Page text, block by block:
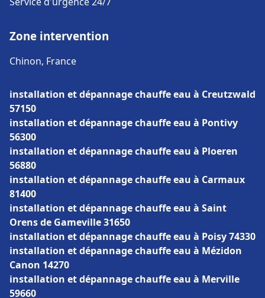
Zone intervention
Chinon, France
installation et dépannage chauffe eau à Creutzwald
57150
installation et dépannage chauffe eau à Pontivy
56300
installation et dépannage chauffe eau à Ploeren
56880
installation et dépannage chauffe eau à Carmaux
81400
installation et dépannage chauffe eau à Saint
Orens de Gameville 31650
installation et dépannage chauffe eau à Poisy 74330
installation et dépannage chauffe eau à Mézidon
Canon 14270
installation et dépannage chauffe eau à Merville
59660